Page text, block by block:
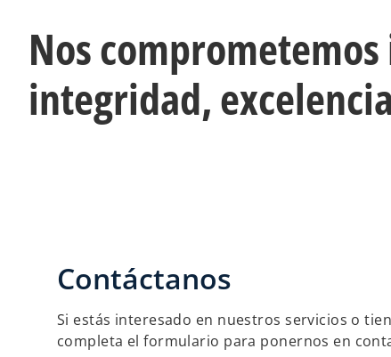
Nos
integridad,
Contáctanos
Si estás interesado en nuestros servicios o
completa el formulario para ponernos en